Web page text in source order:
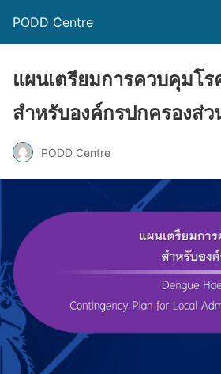
PODD Centre
แผนเตรียมการควบคุมโร
สำหรับองค์กรปกครองส่
PODD Centre